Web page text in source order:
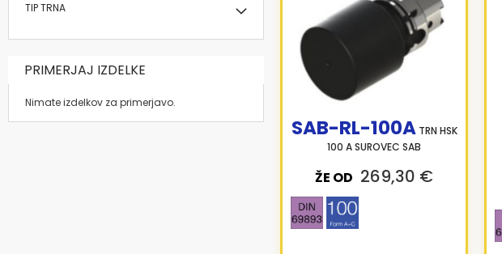
SAB-RL-100ATRN HSK
100 A SUROVEC SAB
ŽE OD 269,30 €
TIP TRNA
PRIMERJAJ IZDELKE
Nimate izdelkov za primerjavo.